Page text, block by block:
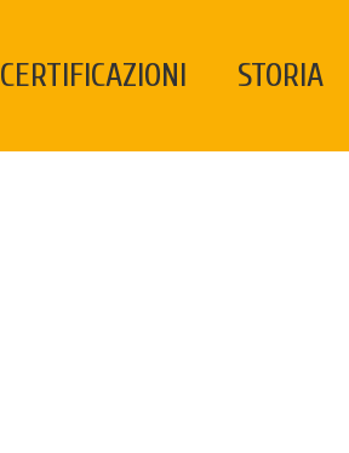
CERTIFICAZIONI STORIA